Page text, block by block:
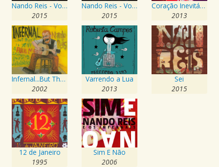
Nando Reis - Voz e Violão - No Recreio - Vol. 1 (Ao Vivo)
2015
Nando Reis - Voz e Violão - No Recreio, Vol. 1
2015
Coração Inevitável
2013
Infernal...But There's Still a Full Moon Shining Over Jalalabad
2002
Varrendo a Lua
2013
Sei
2015
12 de Janeiro
1995
Sim E Não
2006